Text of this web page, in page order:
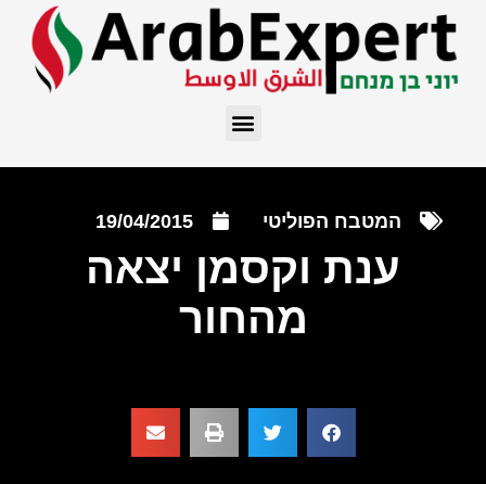
המטבח הפוליטי 19/04/2015
ענת וקסמן יצאה
מהחור